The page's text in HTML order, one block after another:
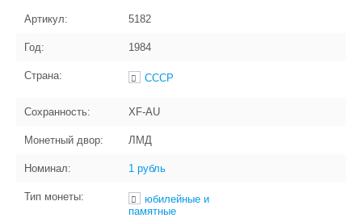
Артикул: 5182
Год: 1984
Страна: СССР
Сохранность: XF-AU
Монетный двор: ЛМД
Номинал: 1 рубль
Тип монеты:
юбилейные и
памятные